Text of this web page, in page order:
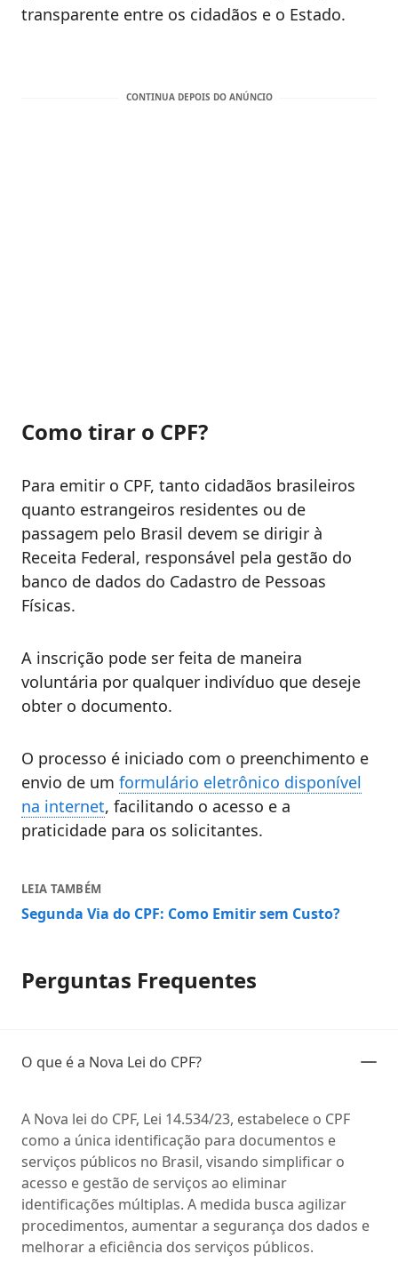
transparente entre os cidadãos e o Estado.
Como tirar o CPF?
Para emitir o CPF, tanto cidadãos brasileiros
quanto estrangeiros residentes ou de
passagem pelo Brasil devem se dirigir à
Receita Federal, responsável pela gestão do
banco de dados do Cadastro de Pessoas
Físicas.
A inscrição pode ser feita de maneira
voluntária por qualquer indivíduo que deseje
obter o documento.
O processo é iniciado com o preenchimento e
envio de um formulário eletrônico disponível
na internet, facilitando o acesso e a
praticidade para os solicitantes.
LEIA TAMBÉM
Segunda Via do CPF: Como Emitir sem Custo?
Perguntas Frequentes
O que é a Nova Lei do CPF?
A Nova lei do CPF, Lei 14.534/23, estabelece o CPF
como a única identificação para documentos e
serviços públicos no Brasil, visando simplificar o
acesso e gestão de serviços ao eliminar
identificações múltiplas. A medida busca agilizar
procedimentos, aumentar a segurança dos dados e
melhorar a eficiência dos serviços públicos.